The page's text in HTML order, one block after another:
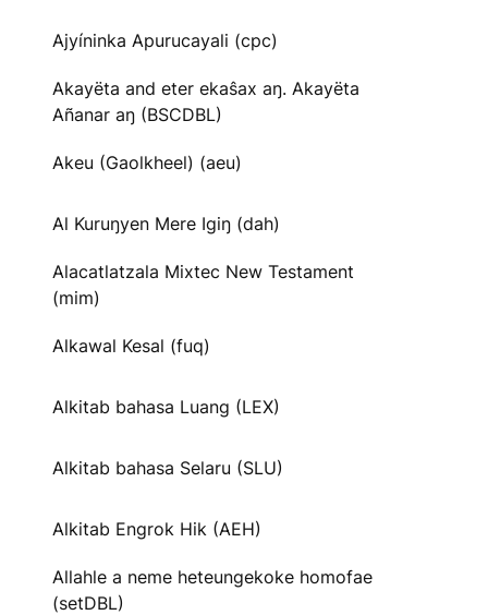
Ajyíninka Apurucayali (cpc)
Akayëta and eter ekaŝax aŋ. Akayëta
Añanar aŋ (BSCDBL)
Akeu (Gaolkheel) (aeu)
Al Kuruŋyen Mere Igiŋ (dah)
Alacatlatzala Mixtec New Testament
(mim)
Alkawal Kesal (fuq)
Alkitab bahasa Luang (LEX)
Alkitab bahasa Selaru (SLU)
Alkitab Engrok Hik (AEH)
Allahle a neme heteungekoke homofae
(setDBL)